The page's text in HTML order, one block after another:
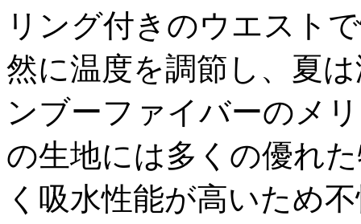
リング付きのウエスト
然に温度を調節し、夏
ンブーファイバーのメ
の生地には多くの優れ
く吸水性能が高いため